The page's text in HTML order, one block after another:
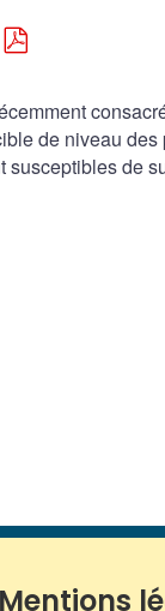
de niveau
susceptibles de
Mentions